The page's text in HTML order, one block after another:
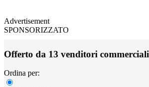
Advertisement
SPONSORIZZATO
Offerto da 13 venditori commerciali
Ordina per: